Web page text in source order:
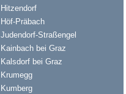
Hitzendorf
Höf-Präbach
Judendorf-Straßengel
Kainbach bei Graz
Kalsdorf bei Graz
Krumegg
Kumberg